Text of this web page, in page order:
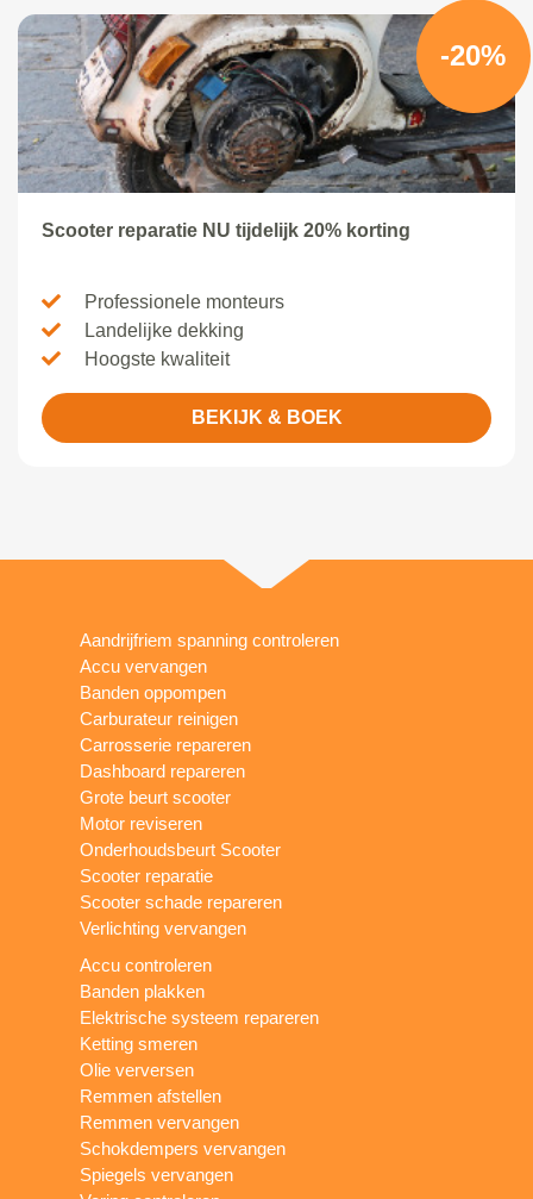
-20%
Scooter reparatie NU tijdelijk 20% korting
Professionele monteurs
Landelijke dekking
Hoogste kwaliteit
BEKIJK & BOEK
Aandrijfriem spanning controleren
Accu vervangen
Banden oppompen
Carburateur reinigen
Carrosserie repareren
Dashboard repareren
Grote beurt scooter
Motor reviseren
Onderhoudsbeurt Scooter
Scooter reparatie
Scooter schade repareren
Verlichting vervangen
Accu controleren
Banden plakken
Elektrische systeem repareren
Ketting smeren
Olie verversen
Remmen afstellen
Remmen vervangen
Schokdempers vervangen
Spiegels vervangen